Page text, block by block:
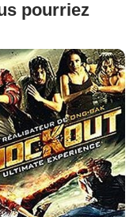
pourriez